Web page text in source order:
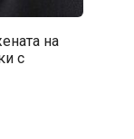
на
с